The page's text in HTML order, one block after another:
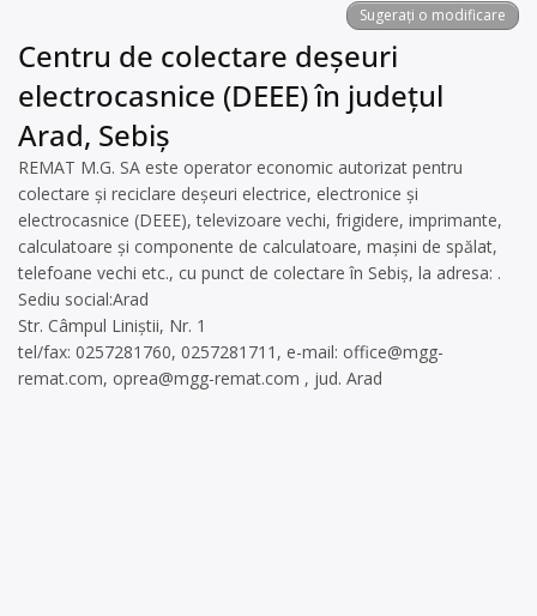
Sugerați o modificare
Centru de colectare deșeuri
electrocasnice (DEEE) în județul
Arad, Sebiș
REMAT M.G. SA este operator economic autorizat pentru
colectare și reciclare deșeuri electrice, electronice și
electrocasnice (DEEE), televizoare vechi, frigidere, imprimante,
calculatoare și componente de calculatoare, mașini de spălat,
telefoane vechi etc., cu punct de colectare în Sebiș, la adresa: .
Sediu social:Arad
Str. Câmpul Liniștii, Nr. 1
tel/fax: 0257281760, 0257281711, e-mail: office@mgg-
remat.com, oprea@mgg-remat.com , jud. Arad